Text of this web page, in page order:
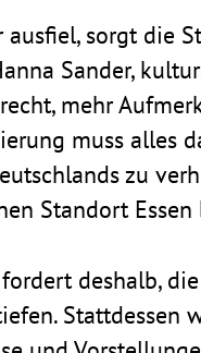
ausfiel, sorgt die
Sander,
mehr
muss alles
zu
Standort Essen
deshalb,
Statt­dessen